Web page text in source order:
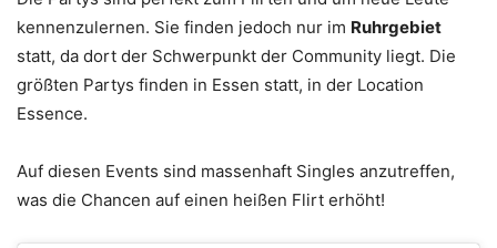
kennenzulernen. Sie finden jedoch nur im Ruhrgebiet
statt, da dort der Schwerpunkt der Community liegt. Die
größten Partys finden in Essen statt, in der Location
Essence.
Auf diesen Events sind massenhaft Singles anzutreffen,
was die Chancen auf einen heißen Flirt erhöht!